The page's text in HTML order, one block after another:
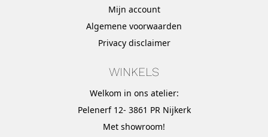
Mijn account
Algemene voorwaarden
Privacy disclaimer
WINKELS
Welkom in ons atelier:
Pelenerf 12- 3861 PR Nijkerk
Met showroom!